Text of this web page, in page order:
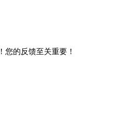
您的反馈至关重要！